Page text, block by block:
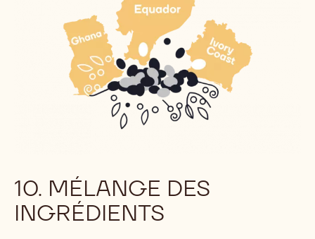
10. MÉLANGE DES
INGRÉDIENTS